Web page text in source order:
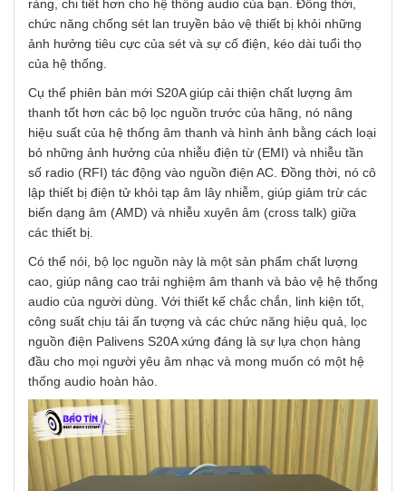
ràng, chi tiết hơn cho hệ thống audio của bạn. Đồng thời,
chức năng chống sét lan truyền bảo vệ thiết bị khỏi những
ảnh hưởng tiêu cực của sét và sự cố điện, kéo dài tuổi thọ
của hệ thống.
Cụ thể phiên bản mới S20A giúp cải thiện chất lượng âm
thanh tốt hơn các bộ lọc nguồn trước của hãng, nó nâng
hiệu suất của hệ thống âm thanh và hình ảnh bằng cách loại
bỏ những ảnh hưởng của nhiễu điện từ (EMI) và nhiễu tần
số radio (RFI) tác động vào nguồn điện AC. Đồng thời, nó cô
lập thiết bị điện tử khỏi tạp âm lây nhiễm, giúp giảm trừ các
biến dạng âm (AMD) và nhiễu xuyên âm (cross talk) giữa
các thiết bị.
Có thể nói, bộ lọc nguồn này là một sản phẩm chất lượng
cao, giúp nâng cao trải nghiệm âm thanh và bảo vệ hệ thống
audio của người dùng. Với thiết kế chắc chắn, linh kiện tốt,
công suất chịu tải ấn tượng và các chức năng hiệu quả, lọc
nguồn điện Palivens S20A xứng đáng là sự lựa chọn hàng
đầu cho mọi người yêu âm nhạc và mong muốn có một hệ
thống audio hoàn hảo.